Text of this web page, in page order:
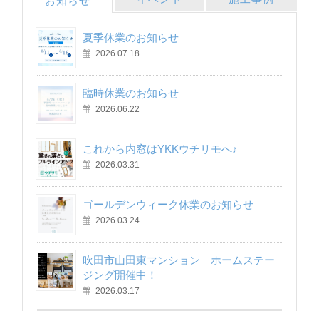
夏季休業のお知らせ
2026.07.18
臨時休業のお知らせ
2026.06.22
これから内窓はYKKウチリモへ♪
2026.03.31
ゴールデンウィーク休業のお知らせ
2026.03.24
吹田市山田東マンション ホームステー
ジング開催中！
2026.03.17